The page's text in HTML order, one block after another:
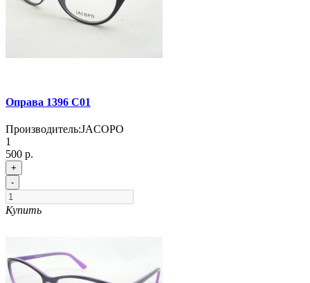
Оправа 1396 C01
Производитель:JACOPO
1
500 р.
+
-
Купить